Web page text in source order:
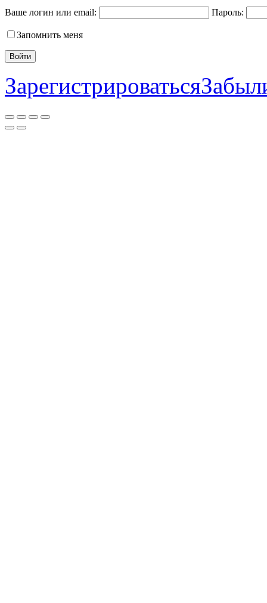
Ваше логин или email: Пароль:
Запомнить меня
Войти
Зарегистрироваться